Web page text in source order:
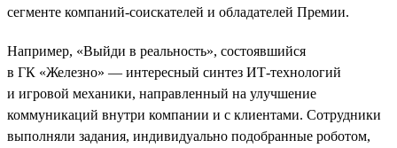
сегменте компаний-соискателей и обладателей Премии.
Например, «Выйди в реальность», состоявшийся
в ГК «Железно» — интересный синтез ИТ-технологий
и игровой механики, направленный на улучшение
коммуникаций внутри компании и с клиентами. Сотрудники
выполняли задания, индивидуально подобранные роботом,